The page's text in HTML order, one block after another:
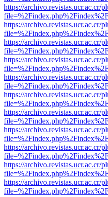
https://archivo.revistas.ucr.ac.cr/
https://archivo.revistas.ucr.ac.cr/
https://archivo.revistas.ucr.ac.cr/
https://archivo.revistas.ucr.ac.cr/
https://archivo.revistas.ucr.ac.cr/
https://archivo.revistas.ucr.ac.cr/
https://archivo.revistas.ucr.ac.cr/
https://archivo.revistas.ucr.ac.cr/
https://archivo.revistas.ucr.ac.cr/
https://archivo.revistas.ucr.ac.cr/
https://archivo.revistas.ucr.ac.cr/